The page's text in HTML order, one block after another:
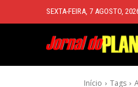
SEXTA-FEIRA, 7 AGOSTO,
Início Tags